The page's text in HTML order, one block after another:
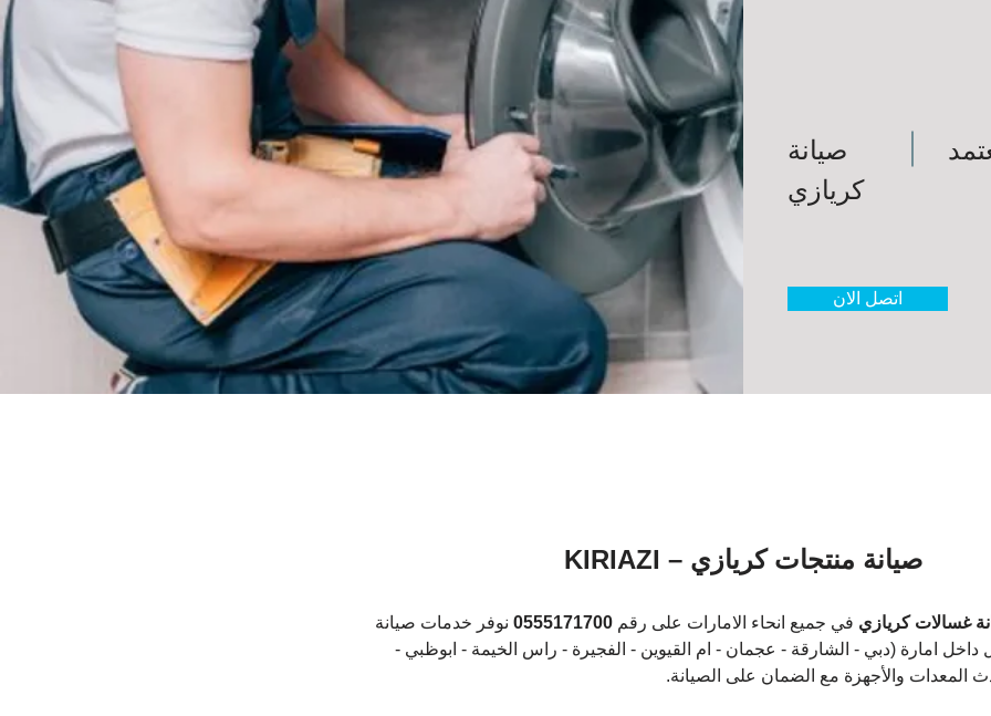
صيانة
كريازي
اتصل الان
صيانة منتجات كريازي – KIRIAZI
غسالات كريازي في جميع انحاء الامارات على رقم 0555171700 نوفر خدمات صيانة
داخل امارة (دبي - الشارقة - عجمان - ام القيوين - الفجيرة - راس الخيمة - ابوظبي -
المعدات والأجهزة مع الضمان على الصيانة.